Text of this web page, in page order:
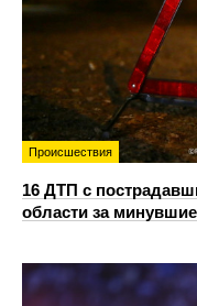
Происшествия
16 ДТП с
области за